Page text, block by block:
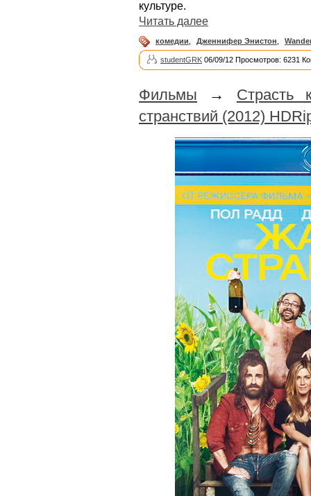
культуре.
Читать далее
комедии Дженнифер Энистон
studentGRK 06/09/12 Просмотров: 6231
Фильмы → Страсть
странствий (2012)